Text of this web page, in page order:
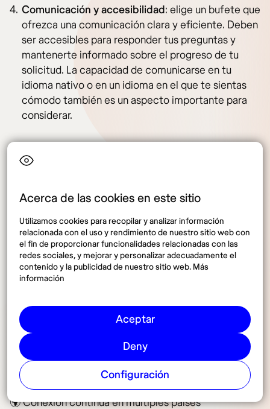
Acerca de las cookies en este sitio
Utilizamos cookies para recopilar y analizar información
relacionada con el uso y rendimiento de nuestro sitio web con
el fin de proporcionar funcionalidades relacionadas con las
redes sociales, y mejorar y personalizar adecuadamente el
contenido y la publicidad de nuestro sitio web. Más
información
Aceptar
Deny
Configuración
Comunicación y accesibilidad: elige un bufete que
ofrezca una comunicación clara y eficiente. Deben
ser accesibles para responder tus preguntas y
mantenerte informado sobre el progreso de tu
solicitud. La capacidad de comunicarse en tu
idioma nativo o en un idioma en el que te sientas
cómodo también es un aspecto importante para
considerar.
Conéctate al mundo sin
fronteras. ¡Tu viaje comienza
con un solo clic! ✈️
¿Trabajas desde cualquier parte del mundo, eres un
mientras exploras nuevos destinos? Con los
nuevos
planes mensuales de eSIM
, olvídate de cambiar de
chip cada vez que cruzas una frontera.
Con estos planes, disfrutarás de:
🌍 Conexión continua en múltiples países